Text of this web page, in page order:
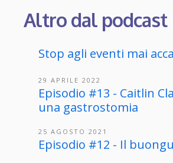
Altro dal podcast
Stop agli eventi mai
29 APRILE 2022
Episodio #13 - Caitlin
una gastrostomia
25 AGOSTO 2021
Episodio #12 - Il